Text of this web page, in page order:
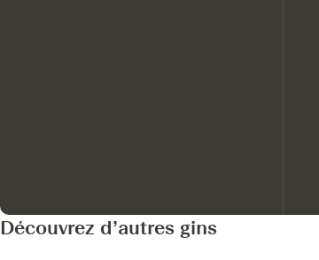
Découvrez d’autres gins